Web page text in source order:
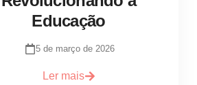
Educação
5 de março de 2026
Ler mais